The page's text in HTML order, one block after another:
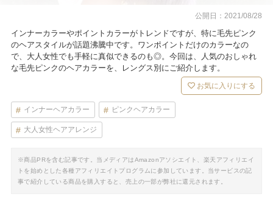
公開日：2021/08/28
インナーカラーやポイントカラーがトレンドですが、特に毛先ピンク
のヘアスタイルが話題沸騰中です。ワンポイントだけのカラーなの
で、大人女性でも手軽に真似できるのも◎。今回は、人気のおしゃれ
な毛先ピンクのヘアカラーを、レングス別にご紹介します。
お気に入りにする
インナーヘアカラー ピンクヘアカラー
大人女性ヘアアレンジ
※商品PRを含む記事です。当メディアはAmazonアソシエイト、楽天アフィリエイ
トを始めとした各種アフィリエイトプログラムに参加しています。当サービスの記
事で紹介している商品を購入すると、売上の一部が弊社に還元されます。